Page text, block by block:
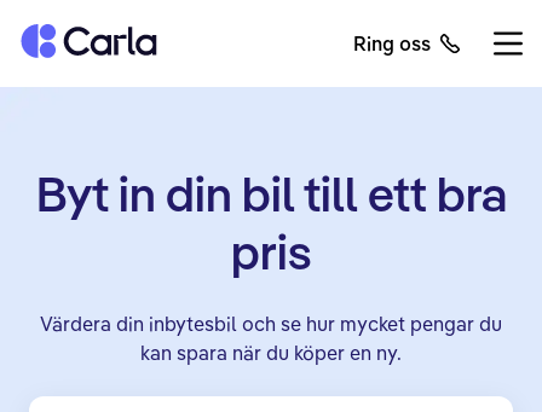
Tillbaka till startsidan Ring oss
Byt in din bil till ett bra
pris
Värdera din inbytesbil och se hur mycket pengar du
kan spara när du köper en ny.